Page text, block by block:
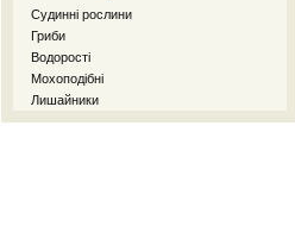
Судинні рослини
Гриби
Водорості
Мохоподібні
Лишайники